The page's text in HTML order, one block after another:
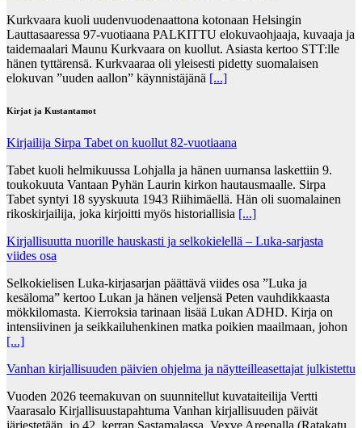
Kurkvaara kuoli uudenvuodenaattona kotonaan Helsingin
Lauttasaaressa 97-vuotiaana PALKITTU elokuvaohjaaja, kuvaaja ja
taidemaalari Maunu Kurkvaara on kuollut. Asiasta kertoo STT:lle
hänen tyttärensä. Kurkvaaraa oli yleisesti pidetty suomalaisen
elokuvan ”uuden aallon” käynnistäjänä [...]
Kirjat ja Kustantamot
Kirjailija Sirpa Tabet on kuollut 82-vuotiaana
Tabet kuoli helmikuussa Lohjalla ja hänen uurnansa laskettiin 9.
toukokuuta Vantaan Pyhän Laurin kirkon hautausmaalle. Sirpa
Tabet syntyi 18 syyskuuta 1943 Riihimäellä. Hän oli suomalainen
rikoskirjailija, joka kirjoitti myös historiallisia [...]
Kirjallisuutta nuorille hauskasti ja selkokielellä – Luka-sarjasta
viides osa
Selkokielisen Luka-kirjasarjan päättävä viides osa ”Luka ja
kesäloma” kertoo Lukan ja hänen veljensä Peten vauhdikkaasta
mökkilomasta. Kierroksia tarinaan lisää Lukan ADHD. Kirja on
intensiivinen ja seikkailuhenkinen matka poikien maailmaan, johon
[...]
Vanhan kirjallisuuden päivien ohjelma ja näytteilleasettajat julkistettu
Vuoden 2026 teemakuvan on suunnitellut kuvataiteilija Vertti
Vaarasalo Kirjallisuustapahtuma Vanhan kirjallisuuden päivät
järjestetään jo 42. kerran Sastamalassa, Vexve Areenalla (Ratakatu